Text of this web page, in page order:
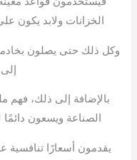
الخزانات ولابد يكون
وكل ذلك حتى يصلون
بالإضافة إلى ذلك، فهم
الصناعة ويسعون
يقدمون أسعارًا تنافسية